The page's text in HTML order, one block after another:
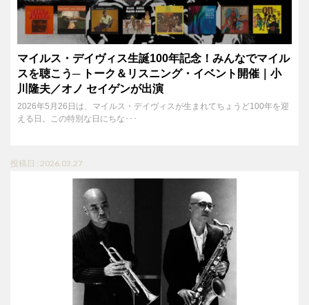
マイルス・デイヴィス生誕100年記念！みんなでマイル
スを聴こう─ トーク＆リスニング・イベント開催｜小
川隆夫／オノ セイゲンが出演
2026年5月26日は、マイルス・デイヴィスが生まれてちょうど100年を迎
える日。この特別な日にちな･･･
投稿日 : 2026.03.27